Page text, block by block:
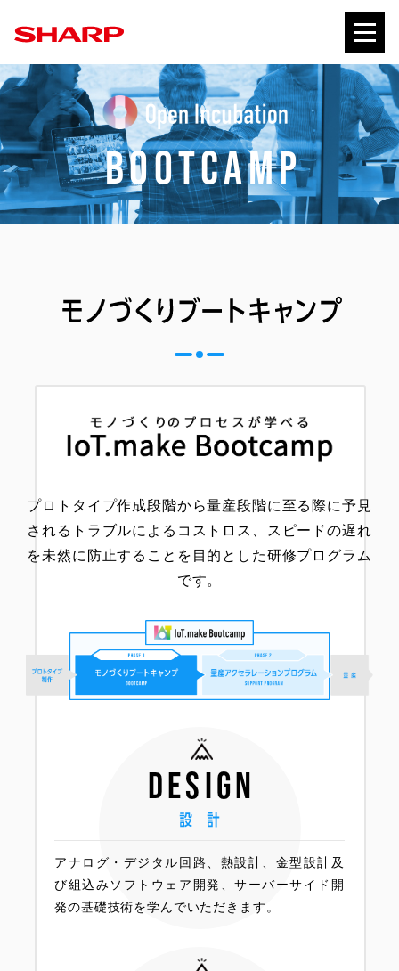
bootcamp
プロトタイプ作成段階から量産段階に至る際に予見
されるトラブルによるコストロス、 スピードの遅れ
を未然に防止することを目的とした研修プログラム
です。
design
アナログ・デジタル回路、熱設計、金型設計及
び組込みソフトウェア開発、サーバーサイド開
発の基礎技術を学んでいただきます。